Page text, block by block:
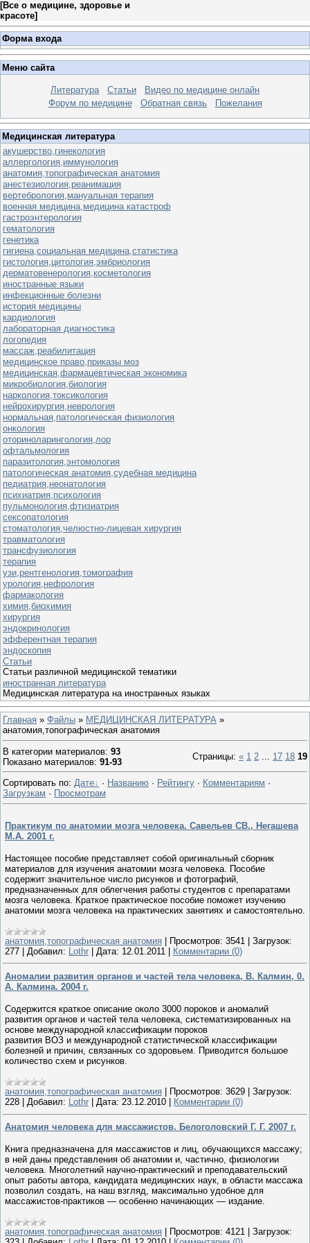
[Все о медицине, здоровье и
красоте]
Форма входа
Меню сайта
Литература Статьи
Видео по медицине онлайн
Форум по медицине
Обратная связь Пожелания
Медицинская литература
акушерство,гинекология
аллергология,иммунология
анатомия,топографическая анатомия
анестезиология,реанимация
вертебрология,мануальная терапия
военная медицина,медицина катастроф
гастроэнтерология
гематология
генетика
гигиена,социальная медицина,статистика
гистология,цитология,эмбриология
дерматовенерология,косметология
иностранные языки
инфекционные болезни
история медицины
кардиология
лабораторная диагностика
логопедия
массаж,реабилитация
медицинское право,приказы моз
медицинская,фармацевтическая экономика
микробиология,биология
наркология,токсикология
нейрохирургия,неврология
нормальная,патологическая физиология
онкология
оториноларингология,лор
офтальмология
паразитология,энтомология
патологическая анатомия,судебная медицина
педиатрия,неонатология
психиатрия,психология
пульмонология,фтизиатрия
сексопатология
стоматология,челюстно-лицевая хирургия
травматология
трансфузиология
терапия
узи,рентгенология,томография
урология,нефрология
фармакология
химия,биохимия
хирургия
эндокринология
эфферентная терапия
эндоскопия
Статьи
Статьи различной медицинской тематики
иностранная литература
Медицинская литература на иностранных языках
Главная » Файлы » МЕДИЦИНСКАЯ ЛИТЕРАТУРА »
анатомия,топографическая анатомия
В категории материалов: 93
Показано материалов: 91-93
Страницы: « 1 2 17 18 19
Сортировать по: Дате · Названию · Рейтингу · Комментариям ·
Загрузкам · Просмотрам
Практикум по анатомии мозга человека. Cавельев СВ., Негашева
М.А. 2001 г.
Настоящее пособие представляет собой оригинальный сборник
материалов для изучения анатомии мозга человека. Пособие
содержит значительное число рисунков и фотографий,
предназначенных для облегчения работы студентов с препаратами
мозга человека. Краткое практическое пособие поможет изучению
анатомии мозга человека на практических занятиях и самостоятельно.
анатомия,топографическая анатомия | Просмотров: 3541 | Загрузок:
277 | Добавил: Lothr | Дата: 12.01.2011 | Комментарии (0)
Аномалии развития органов и частей тела человека, В. Калмин, 0.
А. Калмина. 2004 г.
Содержится краткое описание около 3000 пороков и аномалий
развития органов и частей тела человека, систематизированных на
основе международной классификации пороков
развития ВОЗ и международной статистической классификации
болезней и причин, связанных со здоровьем. Приводится большое
количество схем и рисунков.
анатомия,топографическая анатомия Просмотров: 3629
Загрузок:
228
Добавил: Lothr Дата: 23.12.2010 Комментарии (0)
Анатомия человека для массажистов. Белоголовский Г. Г. 2007 г.
Книга предназначена для массажистов и лиц, обучающихся массажу;
в ней даны представления об анатомии и, частично, физиологии
человека. Многолетний научно-практический и преподавательский
опыт работы автора, кандидата медицинских наук, в области массажа
позволил создать, на наш взгляд, максимально удобное для
массажистов-практиков — особенно начинающих — издание.
анатомия,топографическая анатомия Просмотров: 4121
Загрузок: